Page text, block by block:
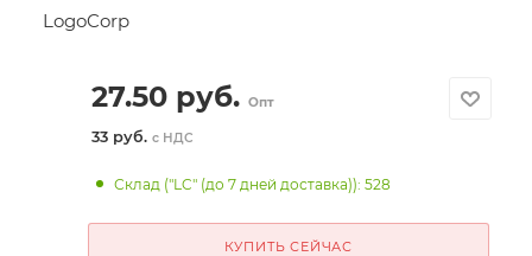
LogoCorp
27.50руб. Опт
33 руб. с НДС
Склад ("LC" (до 7 дней доставка)): 528
КУПИТЬ СЕЙЧАС